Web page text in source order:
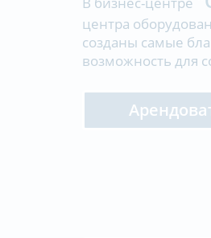
центра
созданы самые
возможность для